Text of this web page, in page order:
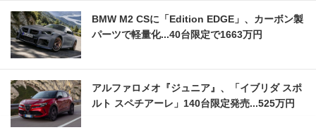
BMW M2 CSに「Edition EDGE」、カーボン製
パーツで軽量化...40台限定で1663万円
アルファロメオ『ジュニア』、「イブリダ スポ
ルト スペチアーレ」140台限定発売...525万円